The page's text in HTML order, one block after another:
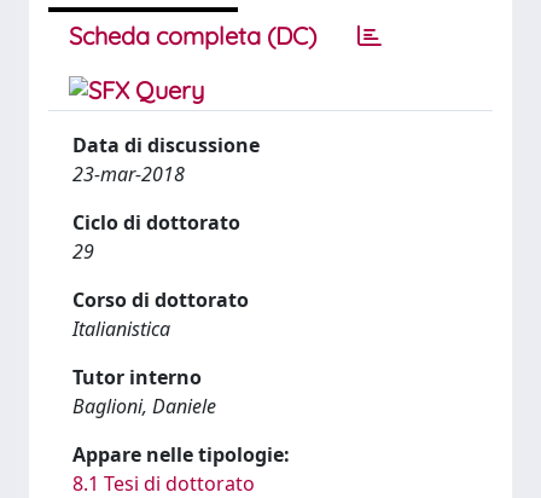
Scheda completa (DC)
Data di discussione
23-mar-2018
Ciclo di dottorato
29
Corso di dottorato
Italianistica
Tutor interno
Baglioni, Daniele
Appare nelle tipologie:
8.1 Tesi di dottorato